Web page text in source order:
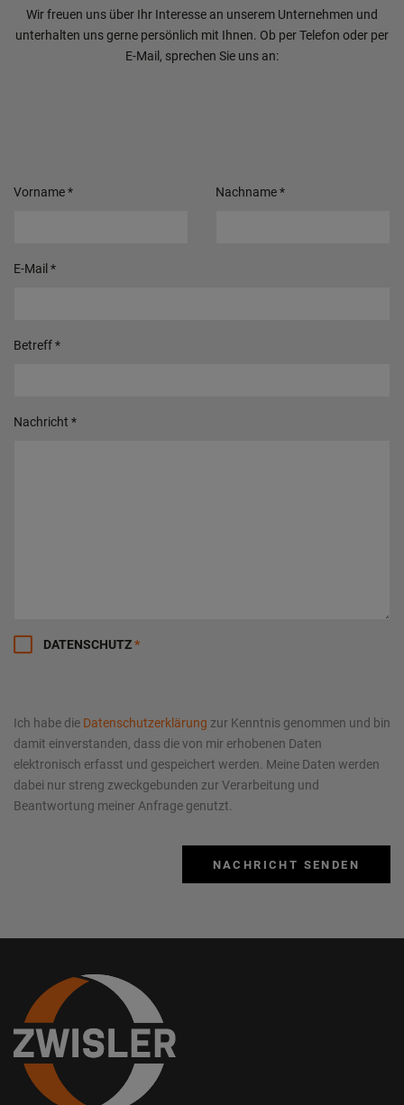
Wir freuen uns über Ihr Interesse an unserem Unternehmen und
unterhalten uns gerne persönlich mit Ihnen. Ob per Telefon oder per
E-Mail, sprechen Sie uns an:
Vorname* Nachname*
E-Mail *
Betreff*
Nachricht *
DATENSCHUTZ*
Ich habe die Datenschutzerklärung zur Kenntnis genommen und bin
damit einverstanden, dass die von mir erhobenen Daten
elektronisch erfasst und gespeichert werden. Meine Daten werden
dabei nur streng zweckgebunden zur Verarbeitung und
Beantwortung meiner Anfrage genutzt.
NACHRICHT SENDEN